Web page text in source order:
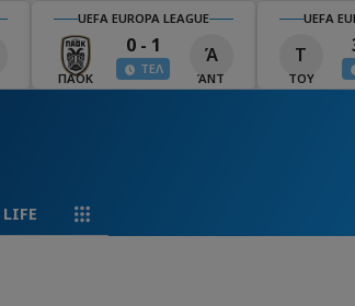
UEFA EUROPA LEAGUE
ΠΑΟΚ
0 - 1
ΤΕΛ
Ά
ΆΝΤ
UEFA
Τ
ΤΟΥ
LIFE